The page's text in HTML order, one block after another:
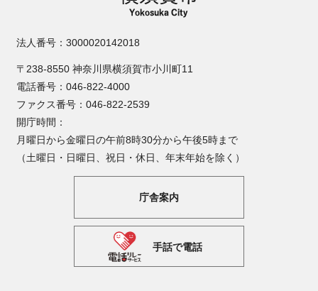
法人番号：3000020142018
〒238-8550 神奈川県横須賀市小川町11
電話番号：046-822-4000
ファクス番号：046-822-2539
開庁時間：
月曜日から金曜日の午前8時30分から午後5時まで
（土曜日・日曜日、祝日・休日、年末年始を除く）
庁舎案内
手話で電話